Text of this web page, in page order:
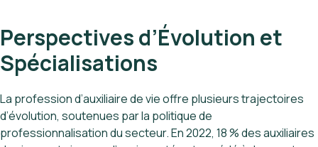
Perspectives d’Évolution et
Spécialisations
La profession d’auxiliaire de vie offre plusieurs trajectoires
d’évolution, soutenues par la politique de
professionnalisation du secteur. En 2022, 18 % des auxiliaires